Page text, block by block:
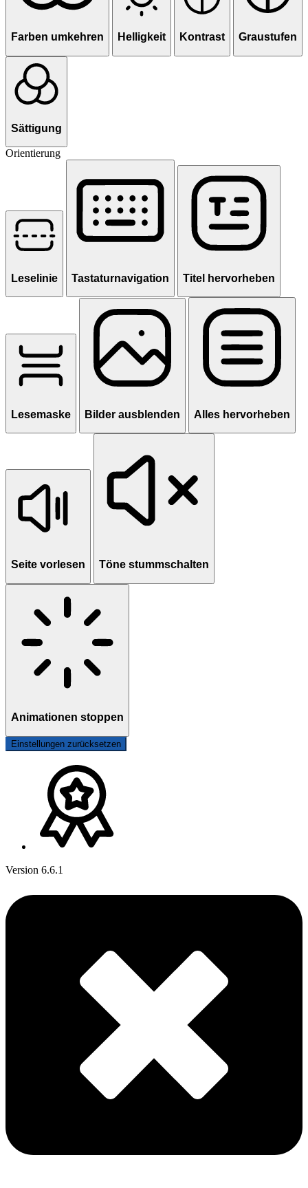
Farben umkehren Helligkeit Kontrast Graustufen
Sättigung
Orientierung
Leselinie Tastaturnavigation Titel hervorheben
Lesemaske Bilder ausblenden Alles hervorheben
Seite vorlesen Töne stummschalten
Animationen stoppen
Einstellungen zurücksetzen
Version 6.6.1